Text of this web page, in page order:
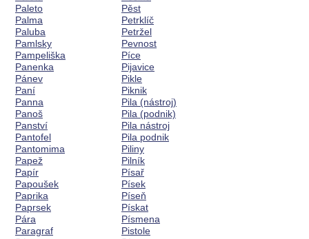
Paleto
Palma
Paluba
Pamlsky
Pampeliška
Panenka
Pánev
Paní
Panna
Panoš
Panství
Pantofel
Pantomima
Papež
Papír
Papoušek
Paprika
Paprsek
Pára
Paragraf
Pěst
Petrklíč
Petržel
Pevnost
Píce
Pijavice
Pikle
Piknik
Pila (nástroj)
Pila (podnik)
Pila nástroj
Pila podnik
Piliny
Pilník
Písař
Písek
Píseň
Pískat
Písmena
Pistole